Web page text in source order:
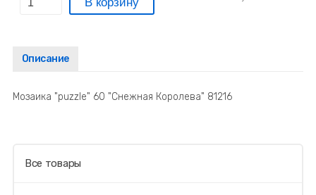
Описание
Мозаика "puzzle" 60 "Снежная Королева" 81216
Все товары